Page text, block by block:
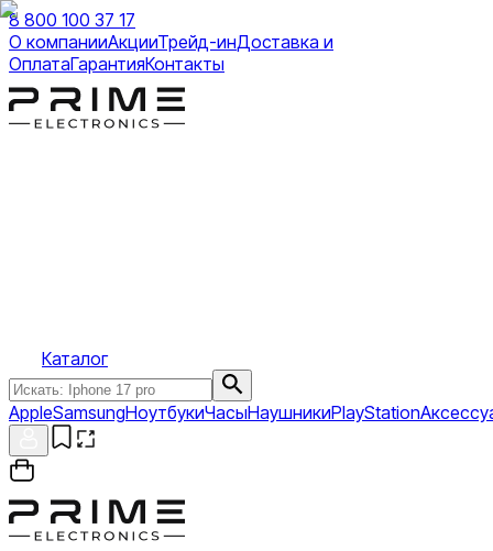
8 800 100 37 17
О компанииАкцииТрейд-инДоставка и
ОплатаГарантияКонтакты
Каталог
AppleSamsungНоутбукиЧасыНаушникиPlayStation